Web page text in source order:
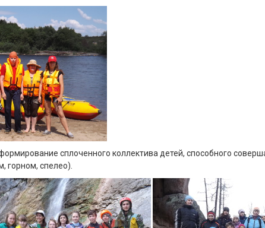
сплоченного коллектива детей, способного
горном, спелео).